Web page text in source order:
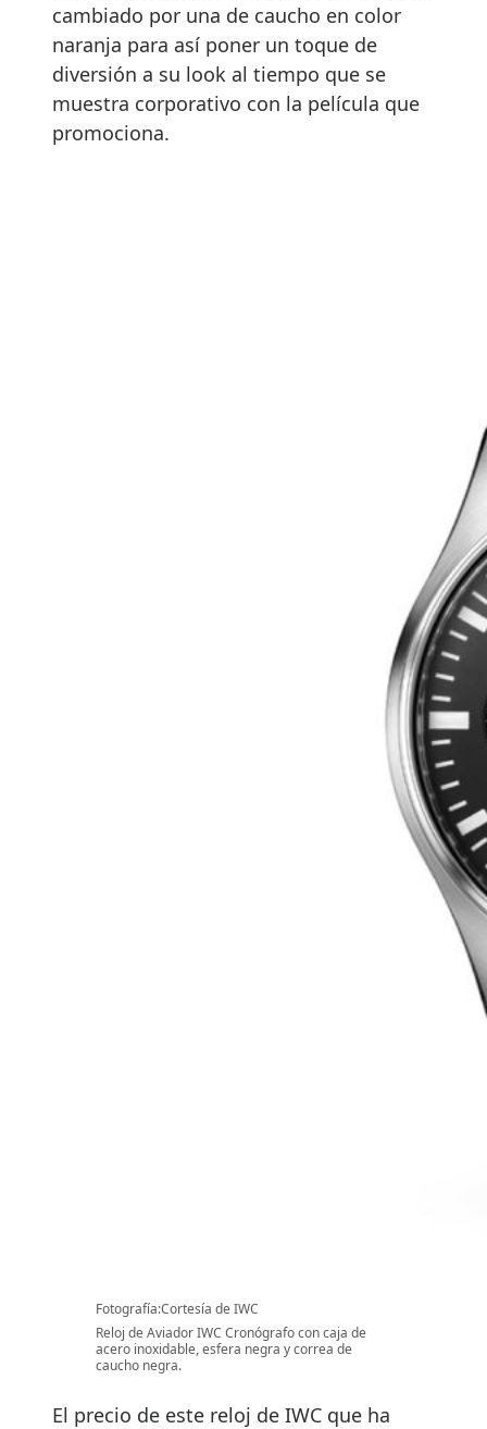
cambiado por una de caucho en color
naranja para así poner un toque de
diversión a su look al tiempo que se
muestra corporativo con la película que
promociona.
Fotografía:Cortesía de IWC
Reloj de Aviador IWC Cronógrafo con caja de
acero inoxidable, esfera negra y correa de
caucho negra.
El precio de este reloj de IWC que ha